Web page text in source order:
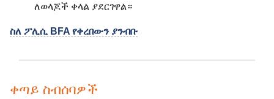
ለወላጆች ቀላል ያደርገዋል።
ስለ ፖሊሲ BFA የቀረበውን ያንብቡ
ቀጣይ ስብሰባዎች